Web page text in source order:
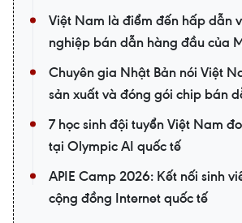
Việt Nam là điểm đến hấp dẫn
nghiệp bán dẫn hàng đầu của
Chuyên gia Nhật Bản nói Việt
sản xuất và đóng gói chip bán
7 học sinh đội tuyển Việt Nam
tại Olympic AI quốc tế
APIE Camp 2026: Kết nối sinh
cộng đồng Internet quốc tế